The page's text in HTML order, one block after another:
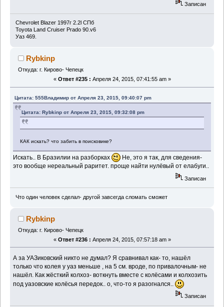
Записан
Chevrolet Blazer 1997г 2.2l СПб
Toyota Land Cruiser Prado 90.v6
Уаз 469.
Rybkinp
Откуда: г. Кирово- Чепецк
« Ответ #235 : Апреля 24, 2015, 07:41:55 am »
Цитата: 555Владимир от Апреля 23, 2015, 09:40:07 pm
Цитата: Rybkinp от Апреля 23, 2015, 09:32:08 pm
КАК искать? что забить в поисковике?
Искать.. В Бразилии на разборках
Не, это я так, для сведения-
это вообще нереальный раритет. проще найти нулёвый от елабуги..
Записан
Что один человек сделал- другой завсегда сломать сможет
Rybkinp
Откуда: г. Кирово- Чепецк
« Ответ #236 : Апреля 24, 2015, 07:57:18 am »
А за УАЗиковский никто не думал? Я сравнивал как- то, нашёл
только что колея у уаз меньше , на 5 см. вроде, по привалочным- не
нашёл. Как жёсткий колхоз- воткнуть вместе с колёсами и колхозить
под уазовские колёсья передок.. о, что-то я разогнался..
Записан